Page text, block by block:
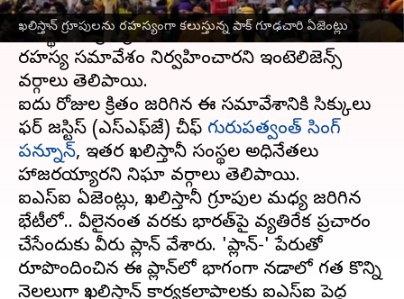
ఖలిస్తాన్ గ్రూపులను రహస్యంగా కలుస్తున్న పాక్ గూఢచారి ఏజెంట్లు
కెనడాలో ఉన్న పాకిస్థాన్ గూఢచార సంస్థ ISI ఏజెంట్లు,
ఖలిస్థానీ టెర్రర్ గ్రూపుల చీఫ్‌లు ఇటీవల వాంకోవర్‌లో
రహస్య సమావేశం నిర్వహించారని ఇంటెలిజెన్స్
వర్గాలు తెలిపాయి.
ఐదు రోజుల క్రితం జరిగిన ఈ సమావేశానికి సిక్కులు
ఫర్ జస్టిస్ (ఎస్‌ఎఫ్‌జే) చీఫ్ గురుపత్వంత్ సింగ్
పన్నూన్, ఇతర ఖలిస్తానీ సంస్థల అధినేతలు
హాజరయ్యారని నిఘా వర్గాలు తెలిపాయి.
ఐఎస్‌ఐ ఏజెంట్లు, ఖలిస్తానీ గ్రూపుల మధ్య జరిగిన
భేటీలో.. వీలైనంత వరకు భారత్‌పై వ్యతిరేక ప్రచారం
చేసేందుకు వీరు ప్లాన్‌ వేశారు. 'ప్లాన్-కె' పేరుతో
రూపొందించిన ఈ ప్లాన్‌లో భాగంగా కెనడాలో గత కొన్ని
నెలలుగా ఖలిస్తాన్ కార్యకలాపాలకు ఐఎస్‌ఐ పెద్ద